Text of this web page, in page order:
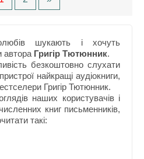
шукають і хочуть
автора Григір Тютюнник.
безкоштовно слухати
найкращі аудіокниги,
Григір Тютюнник.
наших користувачів і
книг письменників,
такі: